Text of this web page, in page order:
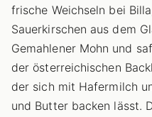
frische Weichseln bei
Sauerkirschen aus dem
Gemahlener Mohn und
der österreichischen
der sich mit Hafermilch
und Butter backen lässt.